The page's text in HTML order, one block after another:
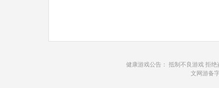
健康游戏公告： 抵制不良游戏 拒
文网游备